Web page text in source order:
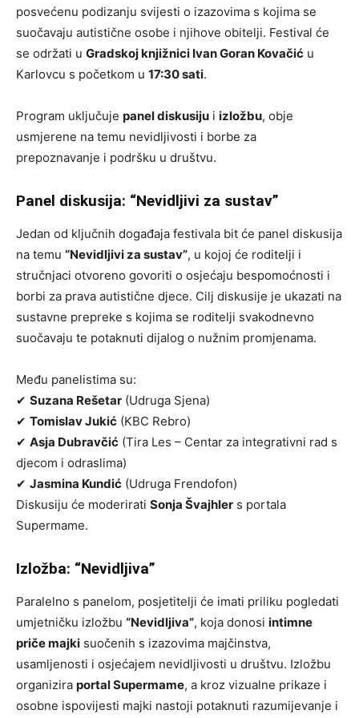
posvećenu podizanju svijesti o izazovima s kojima se
suočavaju autistične osobe i njihove obitelji. Festival će
se održati u Gradskoj knjižnici Ivan Goran Kovačić u
Karlovcu s početkom u 17:30 sati.
Program uključuje panel diskusiju i izložbu, obje
usmjerene na temu nevidljivosti i borbe za
prepoznavanje i podršku u društvu.
Panel diskusija: “Nevidljivi za sustav”
Jedan od ključnih događaja festivala bit će panel diskusija
na temu “Nevidljivi za sustav”, u kojoj će roditelji i
stručnjaci otvoreno govoriti o osjećaju bespomoćnosti i
borbi za prava autistične djece. Cilj diskusije je ukazati na
sustavne prepreke s kojima se roditelji svakodnevno
suočavaju te potaknuti dijalog o nužnim promjenama.
Među panelistima su:
✔ Suzana Rešetar (Udruga Sjena)
✔ Tomislav Jukić (KBC Rebro)
✔ Asja Dubravčić (Tira Les – Centar za integrativni rad s
djecom i odraslima)
✔ Jasmina Kundić (Udruga Frendofon)
Diskusiju će moderirati Sonja Švajhler s portala
Supermame.
Izložba: “Nevidljiva”
Paralelno s panelom, posjetitelji će imati priliku pogledati
umjetničku izložbu “Nevidljiva”, koja donosi intimne
priče majki suočenih s izazovima majčinstva,
usamljenosti i osjećajem nevidljivosti u društvu. Izložbu
organizira portal Supermame, a kroz vizualne prikaze i
osobne ispovijesti majki nastoji potaknuti razumijevanje i